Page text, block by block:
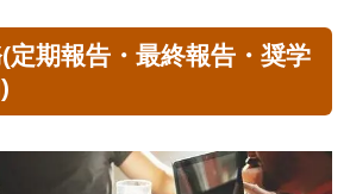
定期報告・最終報告・奨学